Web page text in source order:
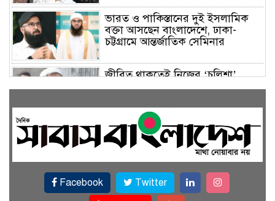
ভারত ও পাকিস্তানের দুই ইসলামিক
বক্তা আসছেন বাংলাদেশে, ঢাকা-
চট্টগ্রামে আন্তর্জাতিক সেমিনার
জীবিত থাকতেই নিজের ‘চল্লিশা’
করলেন বৃদ্ধ, খেলেন ২ হাজার মানুষ
বালিয়াকান্দিতে উপজেলা প্রশাসনের
আয়োজনে জুলাই গণঅভ্যুত্থান দিবস
একই জমিতে ধান, পাট, মাছ ও সবজি
Facebook
Twitter